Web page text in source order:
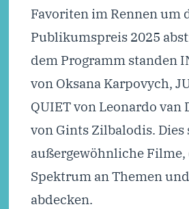
Favoriten im Rennen um
Publikumspreis 2025
dem Programm standen
von Oksana Karpovych,
QUIET von Leonardo van
von Gints Zilbalodis.
außergewöhnliche
Spektrum an Themen
abdecken.